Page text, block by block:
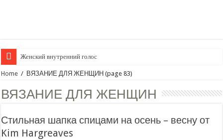
Женский внутренний голос
Home / ВЯЗАНИЕ ДЛЯ ЖЕНЩИН (page 83)
ВЯЗАНИЕ ДЛЯ ЖЕНЩИН
Стильная шапка спицами на осень – весну от
Kim Hargreaves